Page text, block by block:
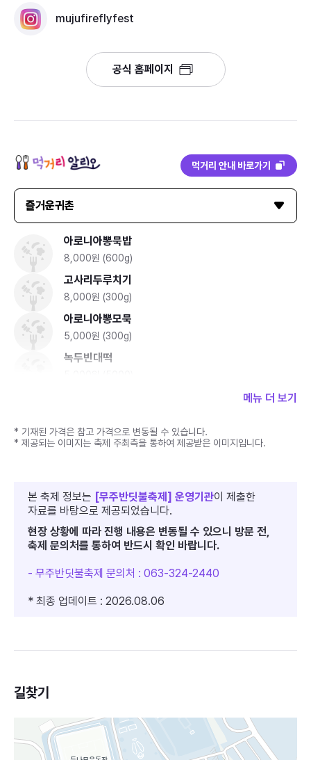
mujufireflyfest
공식 홈페이지
먹거리 안내 바로가기
즐거운귀촌
아로니아뽕묵밥
8,000원 (600g)
고사리두루치기
8,000원 (300g)
아로니아뽕모묵
5,000원 (300g)
녹두빈대떡
메뉴 더 보기
* 기재된 가격은 참고 가격으로 변동될 수 있습니다.
* 제공되는 이미지는 축제 주최측을 통하여 제공받은 이미지입니다.
본 축제 정보는 [무주반딧불축제] 운영기관이 제출한
자료를 바탕으로 제공되었습니다.
현장 상황에 따라 진행 내용은 변동될 수 있으니 방문 전,
축제 문의처를 통하여 반드시 확인 바랍니다.
- 무주반딧불축제 문의처 : 063-324-2440
* 최종 업데이트 : 2026.08.06
길찾기